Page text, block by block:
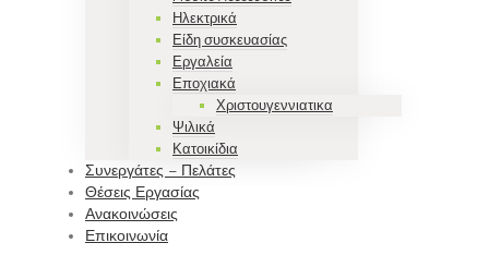
Ηλεκτρικά
Είδη συσκευασίας
Εργαλεία
Εποχιακά
Χριστουγεννιατικα
Ψιλικά
Κατοικίδια
Συνεργάτες – Πελάτες
Θέσεις Εργασίας
Ανακοινώσεις
Επικοινωνία